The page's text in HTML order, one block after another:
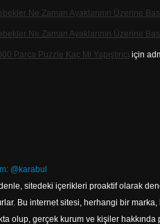
Ne Zaman Ayaklarının Üzerine
Ne Zaman Ayaklarının Üzerine
Parça Puzzle Kaç Ml Yapıştırıcı için
@karabul
sitedeki içerikleri proaktif olarak
Bu internet sitesi, herhangi bir
olup, gerçek kurum ve kişiler hakkında